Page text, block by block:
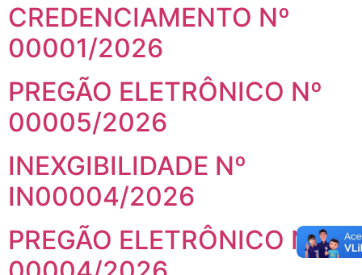
CREDENCIAMENTO Nº
00001/2026
PREGÃO ELETRÔNICO Nº
00005/2026
INEXGIBILIDADE Nº
IN00004/2026
PREGÃO ELETRÔNICO Nº